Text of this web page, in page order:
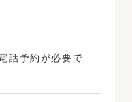
予約が必要で